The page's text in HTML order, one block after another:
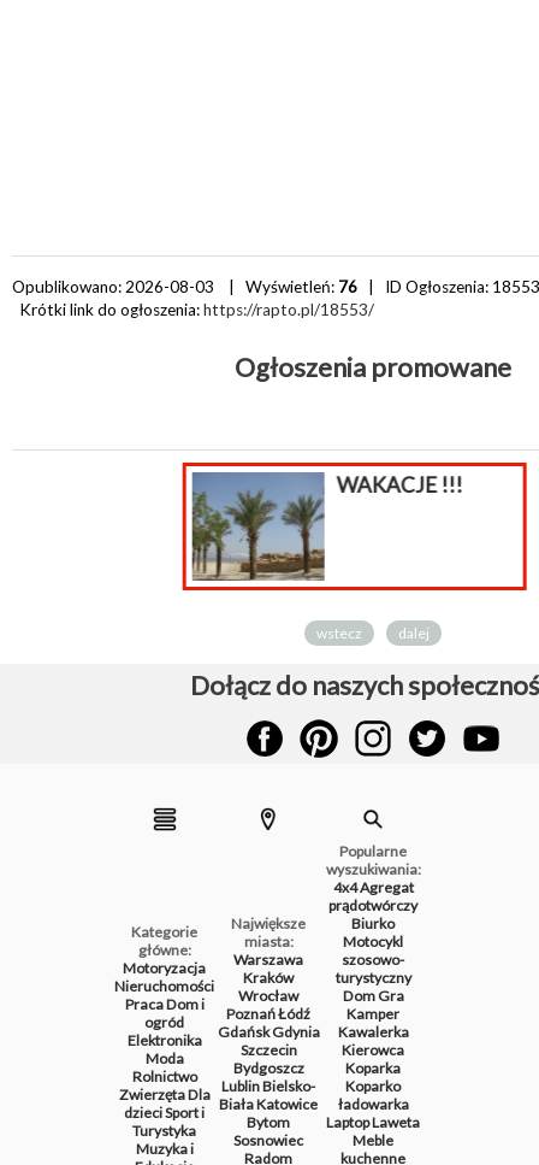
Opublikowano: 2026-08-03 | Wyświetleń: 76 | ID Ogłoszenia: 18553
Krótki link do ogłoszenia:https://rapto.pl/18553/
Ogłoszenia promowane
Sklep internetowy
wstecz dalej
Dołącz do naszych
Kategorie
główne:
Motoryzacja
Nieruchomości
PracaDom i
ogród
Elektronika
Moda
Rolnictwo
ZwierzętaDla
dzieciSport i
Turystyka
Muzyka i
Największe
miasta:
Warszawa
Kraków
Wrocław
PoznańŁódź
GdańskGdynia
Szczecin
Bydgoszcz
LublinBielsko-
BiałaKatowice
Bytom
Sosnowiec
Radom
Popularne
wyszukiwania:
4x4Agregat
prądotwórczy
Biurko
Motocykl
szosowo-
turystyczny
DomGra
Kamper
Kawalerka
Kierowca
Koparka
Koparko
ładowarka
LaptopLaweta
Meble
kuchenne